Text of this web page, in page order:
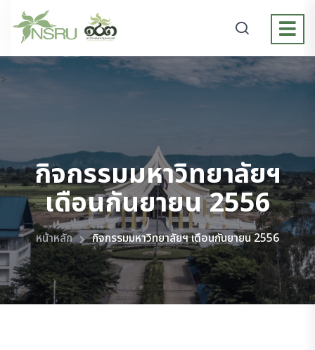
>
กิจกรรมมหาวิทยาลัยฯ
เดือนกันยายน 2556
หน้าหลัก กิจกรรมมหาวิทยาลัยฯ เดือนกันยายน 2556